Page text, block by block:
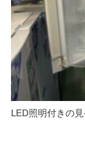
LED照明付きの見